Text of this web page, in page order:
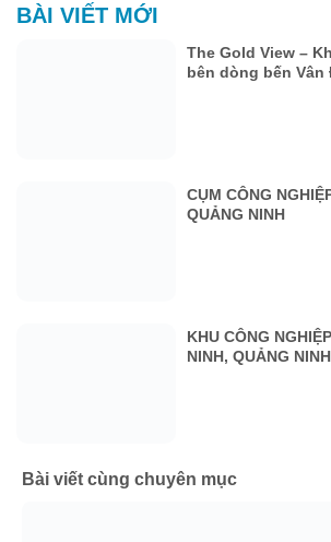
BÀI VIẾT MỚI
The Gold View –
bên dòng bến Vân
CỤM CÔNG
QUẢNG NINH
KHU CÔNG
NINH, QUẢNG NINH
Bài viết cùng chuyên mục